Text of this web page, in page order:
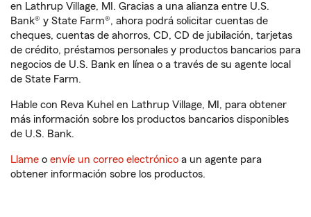
en Lathrup Village, MI. Gracias a una alianza entre U.S.
Bank® y State Farm®, ahora podrá solicitar cuentas de
cheques, cuentas de ahorros, CD, CD de jubilación, tarjetas
de crédito, préstamos personales y productos bancarios para
negocios de U.S. Bank en línea o a través de su agente local
de State Farm.
Hable con Reva Kuhel en Lathrup Village, MI, para obtener
más información sobre los productos bancarios disponibles
de U.S. Bank.
Llame o envíe un correo electrónico a un agente para
obtener información sobre los productos.